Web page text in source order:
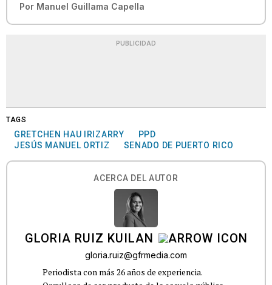
Por Manuel Guillama Capella
PUBLICIDAD
TAGS
GRETCHEN HAU IRIZARRY
PPD
JESÚS MANUEL ORTIZ
SENADO DE PUERTO RICO
ACERCA DEL AUTOR
GLORIA RUIZ KUILAN
gloria.ruiz@gfrmedia.com
Periodista con más 26 años de experiencia.